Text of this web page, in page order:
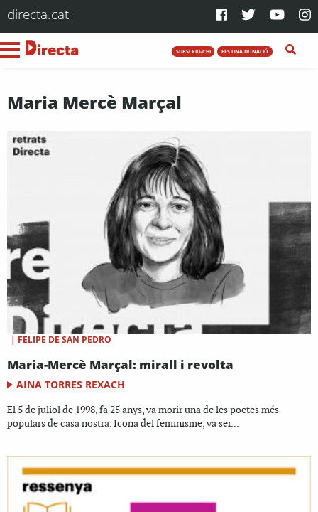
directa.cat
SUBSCRIU-T'HI FES UNA DONACIÓ
Maria Mercè Marçal
| FELIPE DE SAN PEDRO
Maria-Mercè Marçal: mirall i revolta
AINA TORRES REXACH
El 5 de juliol de 1998, fa 25 anys, va morir una de les poetes més
populars de casa nostra. Icona del feminisme, va ser...